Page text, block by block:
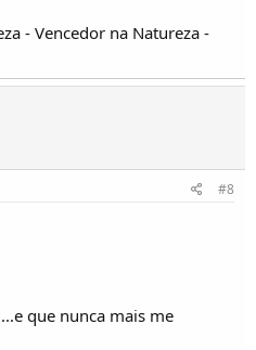
- Vencedor na Natureza -
#8
que nunca mais me